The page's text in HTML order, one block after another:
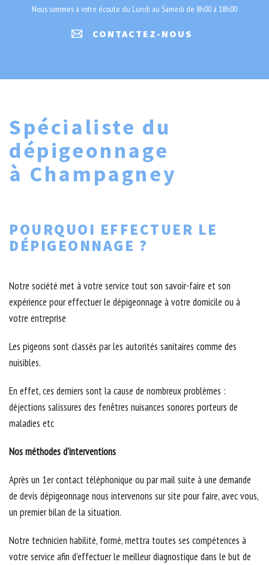
Nous sommes à votre écoute du Lundi au Samedi de 8h00 à 18h00
CONTACTEZ-NOUS
Spécialiste du
dépigeonnage
à Champagney
POURQUOI EFFECTUER LE
DÉPIGEONNAGE ?
Notre société met à votre service tout son savoir-faire et son
expérience pour effectuer le dépigeonnage à votre domicile ou à
votre entreprise
Les pigeons sont classés par les autorités sanitaires comme des
nuisibles.
En effet, ces derniers sont la cause de nombreux problèmes :
déjections salissures des fenêtres nuisances sonores porteurs de
maladies etc
Nos méthodes d’interventions
Après un 1er contact téléphonique ou par mail suite à une demande
de devis dépigeonnage nous intervenons sur site pour faire, avec vous,
un premier bilan de la situation.
Notre technicien habilité, formé, mettra toutes ses compétences à
votre service afin d’effectuer le meilleur diagnostique dans le but de